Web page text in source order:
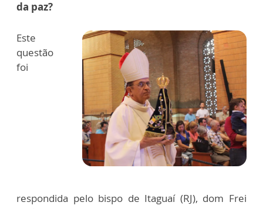
da paz?
Este
questão
foi
respondida pelo bispo de Itaguaí (RJ), dom Frei